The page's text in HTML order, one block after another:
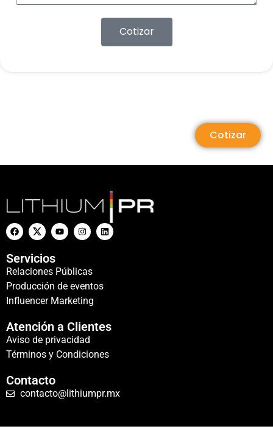
Cotizar
Cotizar
Servicios
Relaciones Públicas
Producción de eventos
Influencer Marketing
Atención a Clientes
Aviso de privacidad
Términos y Condiciones
Contacto
contacto@lithiumpr.mx